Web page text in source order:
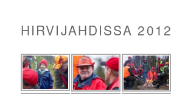
HIRVIJAHDISSA 2012